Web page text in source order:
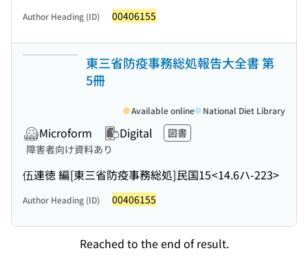
Author Heading (ID) 00406155
東三省防疫事務総処報告大全書 第
5冊
Microform Digital
図書
障害者向け資料あり
伍連徳 編[東三省防疫事務総処]民国15<14.6ハ-223>
Available online National Diet Library
Author Heading (ID) 00406155
Reached to the end of result.